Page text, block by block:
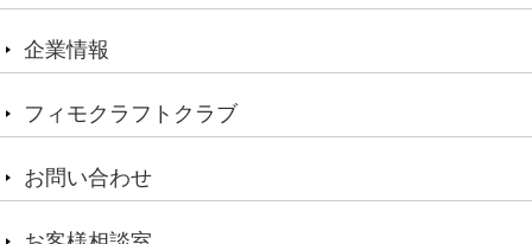
企業情報
フィモクラフトクラブ
お問い合わせ